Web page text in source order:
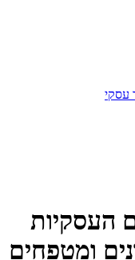
עסקי
העסקיות
ומטפחים